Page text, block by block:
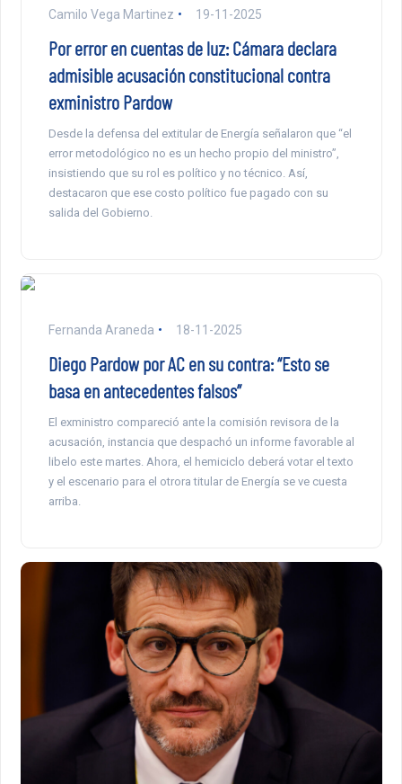
Camilo Vega Martinez 19-11-2025
Por error en cuentas de luz: Cámara declara
admisible acusación constitucional contra
exministro Pardow
Desde la defensa del extitular de Energía señalaron que “el
error metodológico no es un hecho propio del ministro”,
insistiendo que su rol es político y no técnico. Así,
destacaron que ese costo político fue pagado con su
salida del Gobierno.
Fernanda Araneda 18-11-2025
Diego Pardow por AC en su contra: “Esto se
basa en antecedentes falsos”
El exministro compareció ante la comisión revisora de la
acusación, instancia que despachó un informe favorable al
libelo este martes. Ahora, el hemiciclo deberá votar el texto
y el escenario para el otrora titular de Energía se ve cuesta
arriba.